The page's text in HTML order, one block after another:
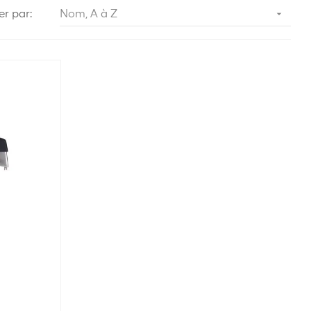
par: Nom, A à Z 